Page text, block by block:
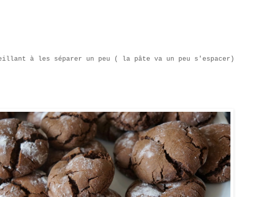
à les séparer un peu ( la pâte va un peu s'espacer)